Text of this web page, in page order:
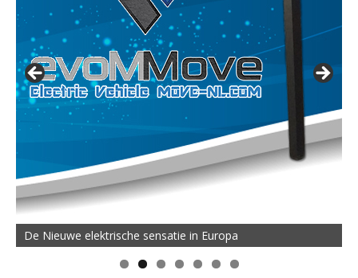
De Nieuwe elektrische sensatie in Europa